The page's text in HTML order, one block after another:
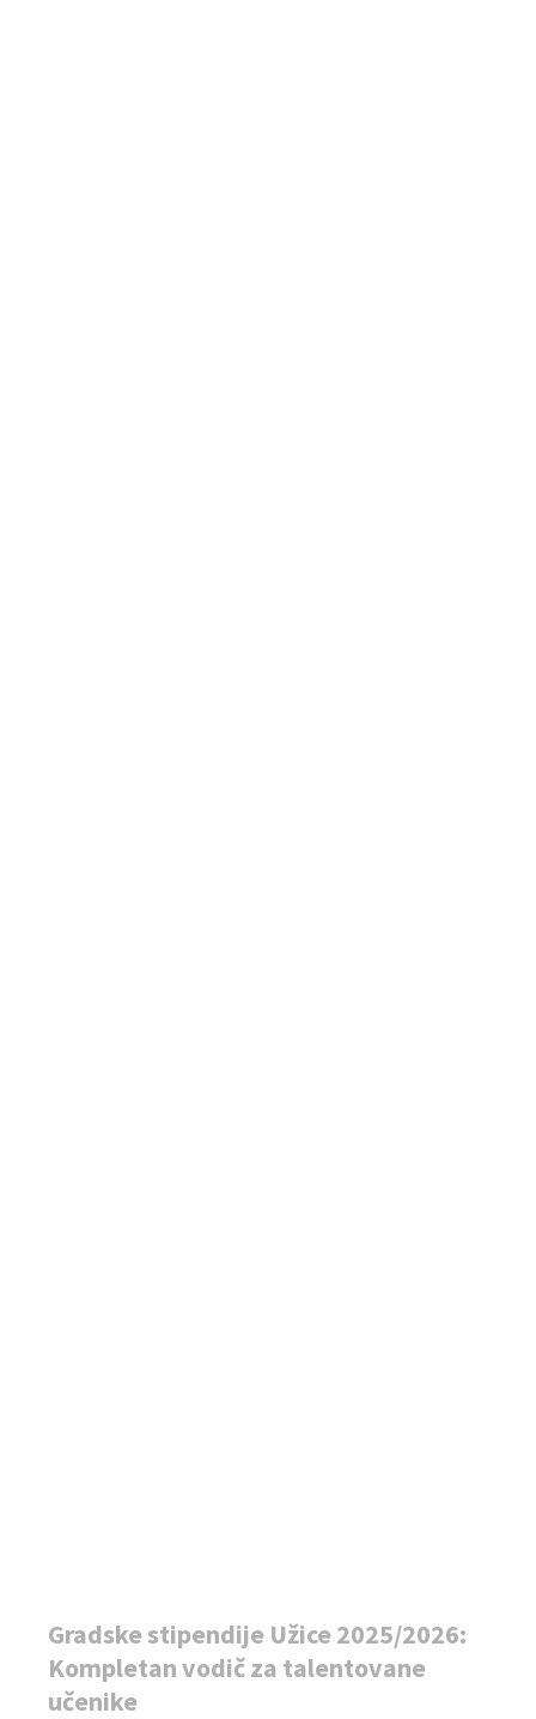
Gradske stipendije Užice 2025/2026:
Kompletan vodič za talentovane
učenike